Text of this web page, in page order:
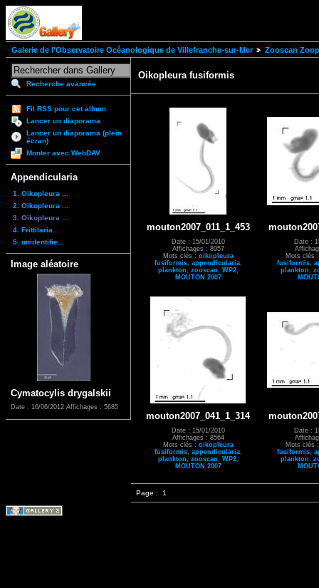
Galerie de l'Observatoire Océanologique de Villefranche-sur-Mer Zooscan
Recherche avancée
Fil RSS pour cet album
Lancer un diaporama
Lancer un diaporama (plein
écran)
Monter avec WebDAV
Appendicularia
1. Oikopleura ...
2. Oikopleura ...
3. Oikopleura ...
4. Frittilaria...
5. unidentifie...
Image aléatoire
Cymatocylis drygalskii
Date : 16/06/2012 Affichages : 5685
Oikopleura fusiformis
mouton2007_011_1_453
Date : 15/01/2010
Affichages : 8957
Mots clés : oikopleura
fusiformis, appendicularia,
plankton
zooscan WP2,
MOUTON 2007
Date :
Mots clés
fusiformis,
plankton
mouton2007_041_1_314
Date : 15/01/2010
Affichages : 8564
Mots clés : oikopleura
fusiformis, appendicularia,
plankton
zooscan WP2,
MOUTON 2007
Date :
Mots clés
fusiformis,
plankton
Page : 1